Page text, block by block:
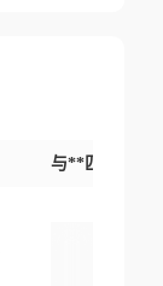
与**匹配交易